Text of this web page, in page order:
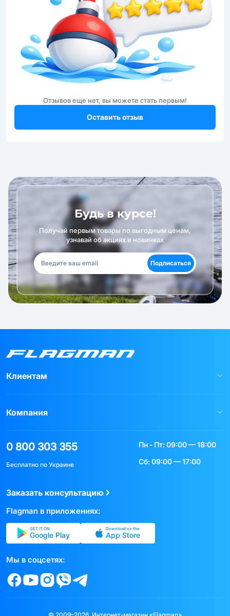
Отзывов еще нет, вы можете стать первым!
Оставить отзыв
Будь в курсе!
Получай первым товары по выгодным ценам,
узнавай об акциях и новинках
Подписаться
Клиентам
Компания
0 800 303 355
Бесплатно по Украине
Пн - Пт: 09:00 — 18:00
Сб: 09:00 — 17:00
Заказать консультацию
Flagman в приложениях:
GET IT ON
Google Play
Download on the
App Store
Мы в соцсетях: